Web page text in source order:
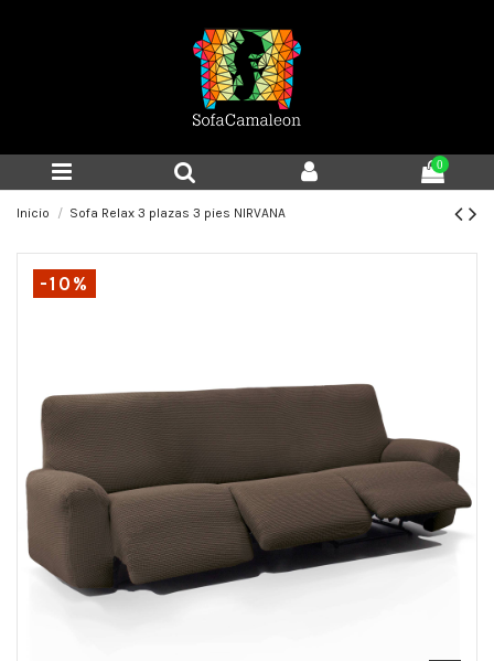
0
Inicio Sofa Relax 3 plazas 3 pies NIRVANA
-10%